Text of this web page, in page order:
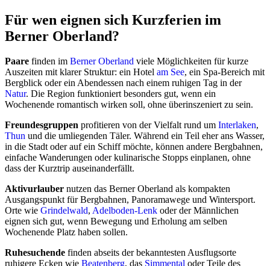
Für wen eignen sich Kurzferien im
Berner Oberland?
Paare finden im Berner Oberland viele Möglichkeiten für kurze
Auszeiten mit klarer Struktur: ein Hotel am See, ein Spa-Bereich mit
Bergblick oder ein Abendessen nach einem ruhigen Tag in der
Natur. Die Region funktioniert besonders gut, wenn ein
Wochenende romantisch wirken soll, ohne überinszeniert zu sein.
Freundesgruppen profitieren von der Vielfalt rund um Interlaken,
Thun und die umliegenden Täler. Während ein Teil eher ans Wasser,
in die Stadt oder auf ein Schiff möchte, können andere Bergbahnen,
einfache Wanderungen oder kulinarische Stopps einplanen, ohne
dass der Kurztrip auseinanderfällt.
Aktivurlauber nutzen das Berner Oberland als kompakten
Ausgangspunkt für Bergbahnen, Panoramawege und Wintersport.
Orte wie Grindelwald, Adelboden-Lenk oder der Männlichen
eignen sich gut, wenn Bewegung und Erholung am selben
Wochenende Platz haben sollen.
Ruhesuchende finden abseits der bekanntesten Ausflugsorte
ruhigere Ecken wie Beatenberg, das Simmental oder Teile des